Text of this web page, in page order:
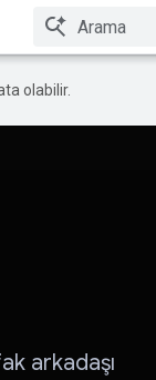
olabilir.
arkadaşı